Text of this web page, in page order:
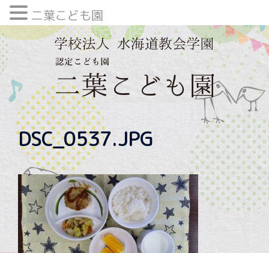
内
容
を
ス
プ
DSC_0537.JPG
二葉こども園